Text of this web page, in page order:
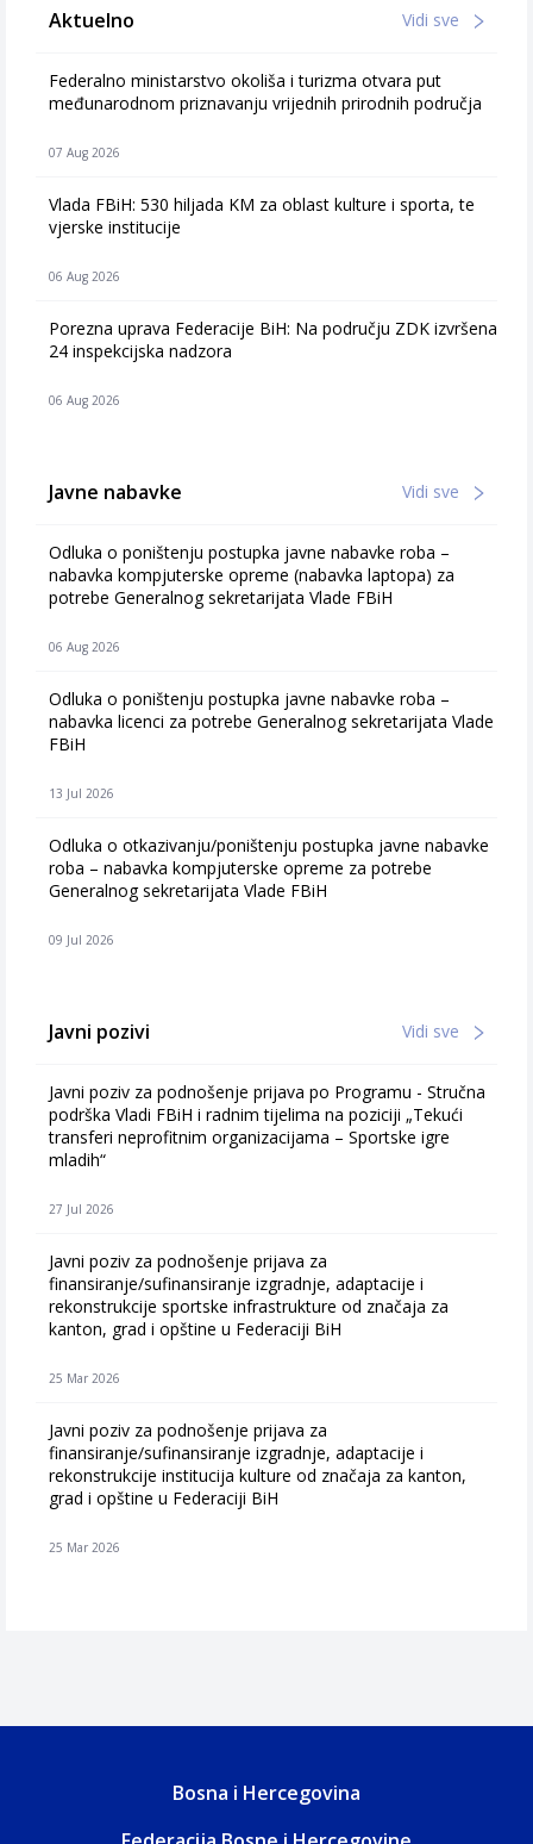
Aktuelno Vidi sve
Federalno ministarstvo okoliša i turizma otvara put
međunarodnom priznavanju vrijednih prirodnih područja
07 Aug 2026
Vlada FBiH: 530 hiljada KM za oblast kulture i sporta, te
vjerske institucije
06 Aug 2026
Porezna uprava Federacije BiH: Na području ZDK izvršena
24 inspekcijska nadzora
06 Aug 2026
Javne nabavke Vidi sve
Odluka o poništenju postupka javne nabavke roba –
nabavka kompjuterske opreme (nabavka laptopa) za
potrebe Generalnog sekretarijata Vlade FBiH
06 Aug 2026
Odluka o poništenju postupka javne nabavke roba –
nabavka licenci za potrebe Generalnog sekretarijata Vlade
FBiH
13 Jul 2026
Odluka o otkazivanju/poništenju postupka javne nabavke
roba – nabavka kompjuterske opreme za potrebe
Generalnog sekretarijata Vlade FBiH
09 Jul 2026
Javni pozivi Vidi sve
Javni poziv za podnošenje prijava po Programu - Stručna
podrška Vladi FBiH i radnim tijelima na poziciji „Tekući
transferi neprofitnim organizacijama – Sportske igre
mladih“
27 Jul 2026
Javni poziv za podnošenje prijava za
finansiranje/sufinansiranje izgradnje, adaptacije i
rekonstrukcije sportske infrastrukture od značaja za
kanton, grad i opštine u Federaciji BiH
25 Mar 2026
Javni poziv za podnošenje prijava za
finansiranje/sufinansiranje izgradnje, adaptacije i
rekonstrukcije institucija kulture od značaja za kanton,
grad i opštine u Federaciji BiH
25 Mar 2026
Bosna i Hercegovina